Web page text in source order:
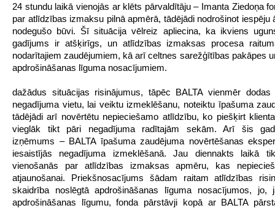
24 stundu laikā vienojās ar klēts pārvaldītāju – Imanta Ziedoņa
par atlīdzības izmaksu pilnā apmērā, tādējādi nodrošinot iespēju
nodegušo būvi. Šī situācija vēlreiz apliecina, ka ikviens
gadījums ir atšķirīgs, un atlīdzības izmaksas procesa
nodarītajiem zaudējumiem, kā arī celtnes sarežģītības pakāpes
apdrošināšanas līguma nosacījumiem.
dažādus situācijas risinājumus, tāpēc BALTA vienmēr
negadījuma vietu, lai veiktu izmeklēšanu, noteiktu īpašuma
tādējādi arī novērtētu nepieciešamo atlīdzību, ko piešķirt
vieglāk tikt pāri negadījuma radītajām sekām. Arī šis
izņēmums – BALTA īpašuma zaudējuma novērtēšanas
iesaistījās negadījuma izmeklēšanā. Jau diennakts laikā
vienošanās par atlīdzības izmaksas apmēru, kas
atjaunošanai. Priekšnosacījums šādam raitam atlīdzības
skaidrība noslēgtā apdrošināšanas līguma nosacījumos, jo,
apdrošināšanas līgumu, fonda pārstāvji kopā ar BALTA